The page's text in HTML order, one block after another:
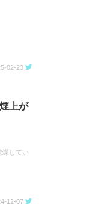
02-23
上が
燥してい
12-07